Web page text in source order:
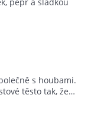
s houbami.
těsto tak, že…